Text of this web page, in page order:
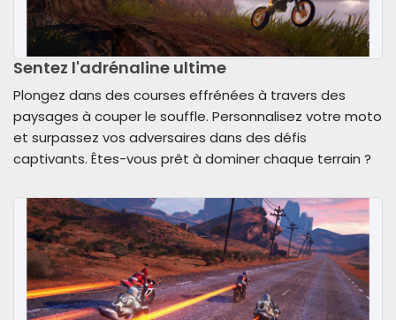
Sentez l'adrénaline ultime
Plongez dans des courses effrénées à travers des
paysages à couper le souffle. Personnalisez votre moto
et surpassez vos adversaires dans des défis
captivants. Êtes-vous prêt à dominer chaque terrain ?